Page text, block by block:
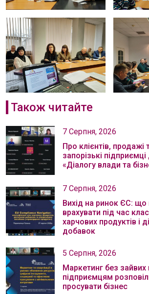
Також читайте
7 Серпня, 2026
Про клієнтів, продажі
запорізькі
«Діалогу влади та
7 Серпня, 2026
Вихід на ринок ЄС: що
врахувати під час
харчових продуктів і
добавок
5 Серпня, 2026
Маркетинг без зайвих
підприємцям
просувати бізнес